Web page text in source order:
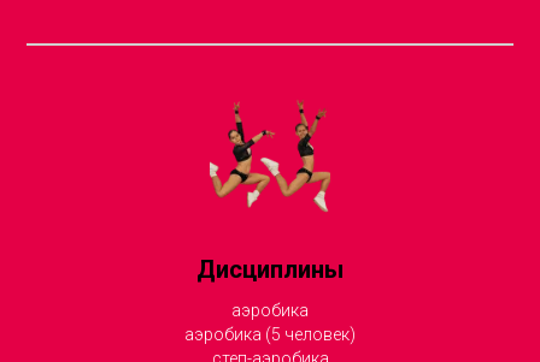
Дисциплины
аэробика
аэробика (5 человек)